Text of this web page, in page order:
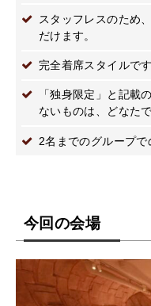
スタッフレスのため
だけます。
完全着席スタイルです
「独身限定」と記載
ないものは、どなた
2名までのグループで
今回の会場